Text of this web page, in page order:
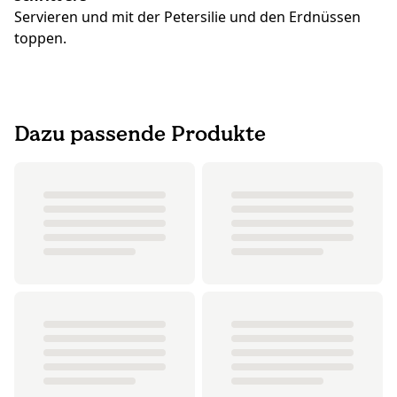
Servieren und mit der Petersilie und den Erdnüssen
toppen.
Dazu passende Produkte